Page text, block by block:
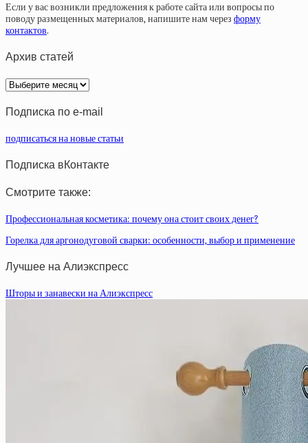
Если у вас возникли предложения к работе сайта или вопросы по
поводу размещенных материалов, напишите нам через форму
контактов.
Архив статей
Архив
статей
Подписка по e-mail
подписаться на новые статьи
Подписка вКонтакте
Смотрите также:
Профессиональная косметика: почему она стоит своих денег?
Горелка для аргонодуговой сварки: особенности, выбор и применение
Лучшее на Алиэкспресс
Шторы и занавески на Алиэкспресс